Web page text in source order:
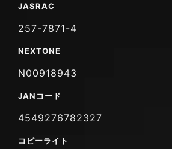
JASRAC
257-7871-4
NEXTONE
N00918943
JANコード
4549276782327
コピーライト